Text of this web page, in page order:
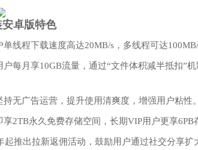
安卓版特色
线程下载速度高达‌20MB/s‌，多线程可达‌
每月享10GB流量，通过“文件体积减半抵扣”
无广告运营‌，提升使用清爽度，增强用户粘性。
‌2TB永久免费存储空间‌，长期VIP用户更享‌6PB
起推出拉新返佣活动，鼓励用户通过社交分享扩